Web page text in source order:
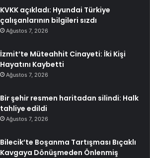
KVKK açıkladı: Hyundai Türkiye
çalışanlarının bilgileri sızdı
Ağustos 7, 2026
İzmit’te Müteahhit Cinayeti: İki Kişi
Hayatını Kaybetti
Ağustos 7, 2026
Bir şehir resmen haritadan silindi: Halk
tahliye edildi
Ağustos 7, 2026
Bilecik’te Boşanma Tartışması Bıçaklı
Kavgaya Dönüşmeden Önlenmiş